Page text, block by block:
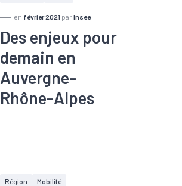
en février 2021 par Insee
Des enjeux pour
demain en
Auvergne-
Rhône-Alpes
#Démographie
Région
Mobilité